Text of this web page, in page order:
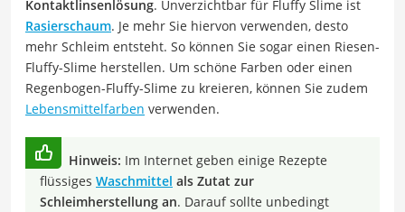
Kontaktlinsenlösung. Unverzichtbar für Fluffy Slime ist
Rasierschaum. Je mehr Sie hiervon verwenden, desto
mehr Schleim entsteht. So können Sie sogar einen Riesen-
Fluffy-Slime herstellen. Um schöne Farben oder einen
Regenbogen-Fluffy-Slime zu kreieren, können Sie zudem
Lebensmittelfarben verwenden.
Hinweis: Im Internet geben einige Rezepte
flüssiges Waschmittel als Zutat zur
Schleimherstellung an. Darauf sollte unbedingt